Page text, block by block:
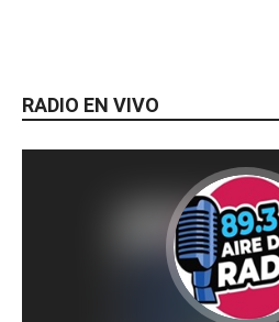
RADIO EN VIVO